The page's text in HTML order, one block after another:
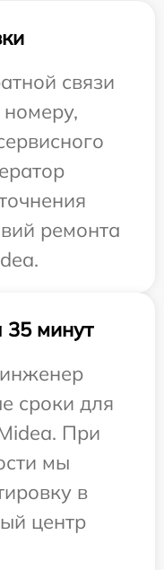
связи
ремонта
35 минут
сроки для
При
мы
в
центр